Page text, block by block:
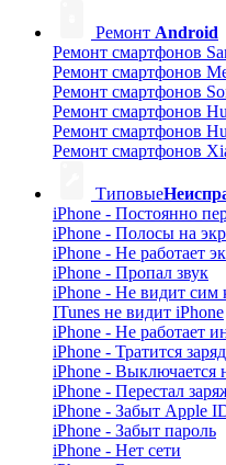
Ремонт Android
Ремонт смартфонов
Ремонт смартфонов
Ремонт смартфонов
Ремонт смартфонов
Ремонт смартфонов
Ремонт смартфонов
Типовые
iPhone - Постоянно
iPhone - Полосы на
iPhone - Не работает
iPhone - Пропал звук
iPhone - Не видит сим
ITunes не видит iPhone
iPhone - Не работает
iPhone - Тратится заряд
iPhone - Выключается
iPhone - Перестал
iPhone - Забыт Apple
iPhone - Забыт пароль
iPhone - Нет сети